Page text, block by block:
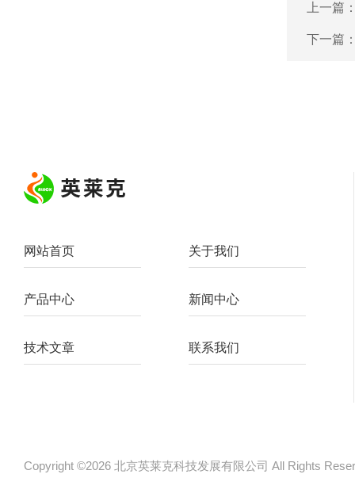
上一篇
下一篇
网站首页 关于我们
产品中心 新闻中心
技术文章 联系我们
Copyright ©2026 北京英莱克科技发展有限公司 All Rights